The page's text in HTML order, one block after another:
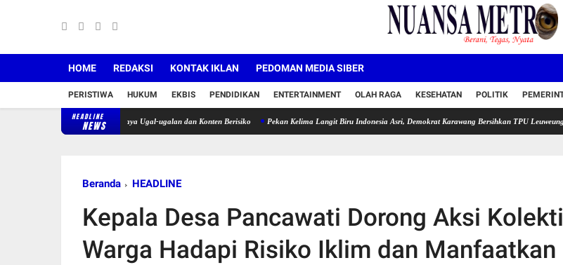
HOME REDAKSI KONTAK IKLAN PEDOMAN MEDIA SIBER
PERISTIWA HUKUM EKBIS PENDIDIKAN ENTERTAINMENT OLAH RAGA KESEHATAN POLITIK
HEADLINE
NEWS
Motor, Ingatkan Bahaya Ugal-ugalan dan Konten Berisiko Pekan Kelima Langit Biru Indonesia Asri, Demokrat Karawang Bersihkan TPU Leuweung Djati
Beranda HEADLINE
Kepala Desa Pancawati Dorong Aksi
Warga Hadapi Risiko Iklim dan Manfaatkan